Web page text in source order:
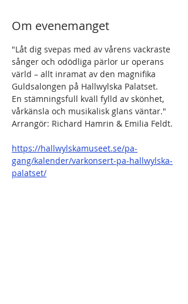
Om evenemanget
"Låt dig svepas med av vårens vackraste
sånger och odödliga pärlor ur operans
värld – allt inramat av den magnifika
Guldsalongen på Hallwylska Palatset.
En stämningsfull kväll fylld av skönhet,
vårkänsla och musikalisk glans väntar."
Arrangör: Richard Hamrin & Emilia Feldt.
https://hallwylskamuseet.se/pa-
gang/kalender/varkonsert-pa-hallwylska-
palatset/